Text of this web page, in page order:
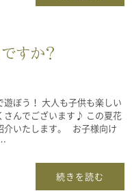
すか？
遊ぼう！ 大人も子供も楽しい
さんでございます♪ この夏花
介いたします。 お子様向け
続きを読む